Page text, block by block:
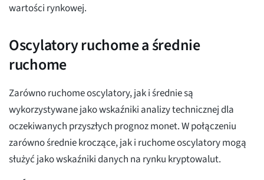
wartości rynkowej.
Oscylatory ruchome a średnie
ruchome
Zarówno ruchome oscylatory, jak i średnie są
wykorzystywane jako wskaźniki analizy technicznej dla
oczekiwanych przyszłych prognoz monet. W połączeniu
zarówno średnie kroczące, jak i ruchome oscylatory mogą
służyć jako wskaźniki danych na rynku kryptowalut.